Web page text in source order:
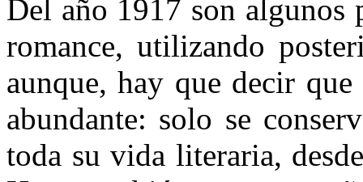
Del año 1917 son algunos
romance, utilizando
aunque, hay que decir
abundante: solo se
toda su vida literaria,